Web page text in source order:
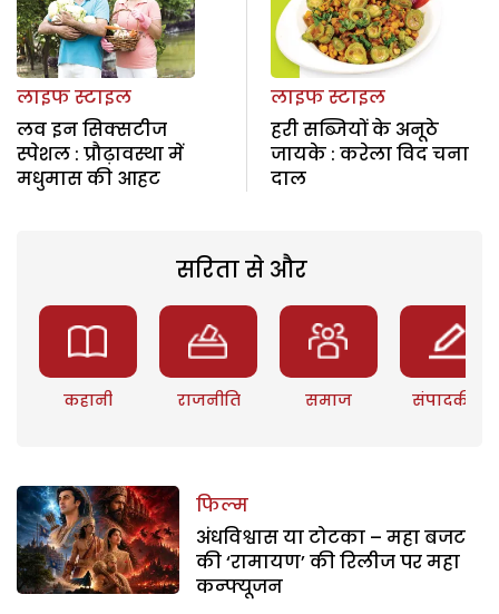
लाइफ स्टाइल
लव इन सिक्सटीज
स्पेशल : प्रौढ़ावस्था में
मधुमास की आहट
लाइफ स्टाइल
हरी सब्जियों के अनूठे
जायके : करेला विद चना
दाल
सरिता से और
कहानी राजनीति समाज संपादकीय
फिल्म
अंधविश्वास या टोटका – महा बजट
की ‘रामायण’ की रिलीज पर महा
कन्फ्यूजन